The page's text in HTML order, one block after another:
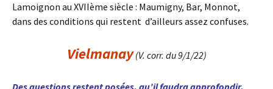
Lamoignon au XVIIème siècle : Maumigny, Bar, Monnot,
dans des conditions qui restent d’ailleurs assez confuses.
Vielmanay (V. corr. du 9/1/22)
Des questions restent posées, qu’il faudra approfondir,